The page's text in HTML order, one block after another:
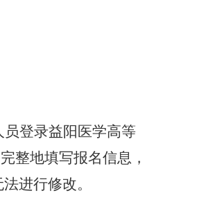
登录益阳医学高等
整地填写报名信息，
进行修改。